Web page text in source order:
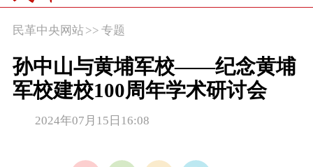
民革中央网站>> 专题
孙中山与黄埔军校——纪念黄埔
军校建校100周年学术研讨会
2024年07月15日16:08